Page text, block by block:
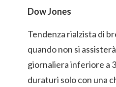
Dow Jones
Tendenza rialzista di
quando non si
giornaliera inferiore a
duraturi solo con una